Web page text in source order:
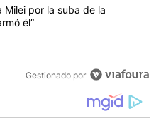
"Kicillof apuntó contra Milei
por la suba de la
él”
Gestionado por